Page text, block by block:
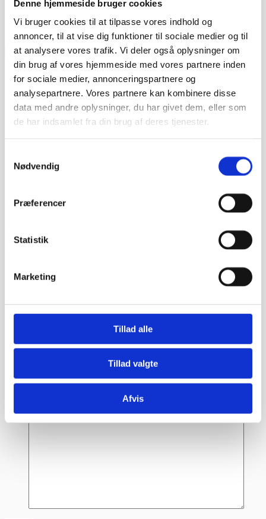
Denne hjemmeside bruger cookies
Vi bruger cookies til at tilpasse vores indhold og
annoncer, til at vise dig funktioner til sociale medier og til
at analysere vores trafik. Vi deler også oplysninger om
din brug af vores hjemmeside med vores partnere inden
for sociale medier, annonceringspartnere og
analysepartnere. Vores partnere kan kombinere disse
data med andre oplysninger, du har givet dem, eller som
de har indsamlet fra din brug af deres tjenester.
Nødvendig
Præferencer
Statistik
Marketing
Tillad alle
Tillad valgte
Afvis
Prismatch - Laveste pris!
Vi skal blot modtage et link hvor den tiltalte pris er set,
således vi kan vende tilbage med den skarpeste pris.
Navn*
E-mail*